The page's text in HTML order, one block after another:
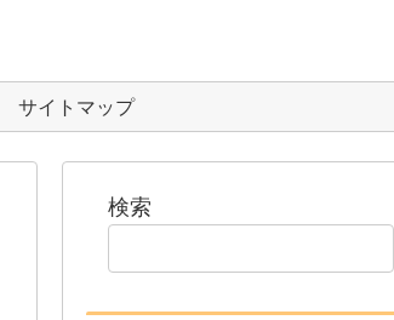
サイトマップ
検索